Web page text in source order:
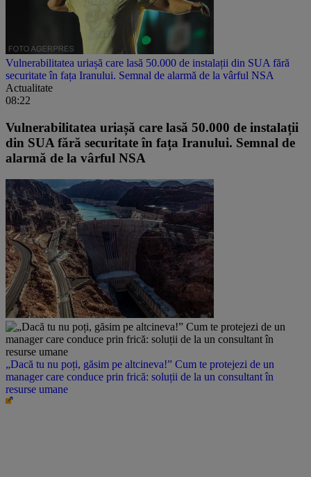
Vulnerabilitatea uriașă care lasă 50.000 de instalații din SUA fără
securitate în fața Iranului. Semnal de alarmă de la vârful NSA
Actualitate
08:22
Vulnerabilitatea uriașă care lasă 50.000 de instalații
din SUA fără securitate în fața Iranului. Semnal de
alarmă de la vârful NSA
„Dacă tu nu poți, găsim pe altcineva!” Cum te protejezi de un
manager care conduce prin frică: soluții de la un consultant în
resurse umane